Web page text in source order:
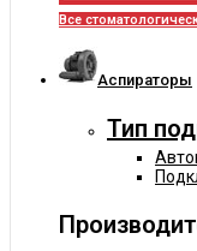
Все
Аспираторы
Тип